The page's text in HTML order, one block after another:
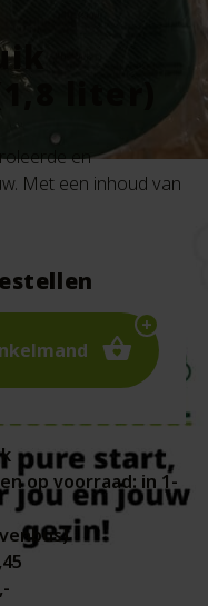
liter)
en
Met een inhoud van
op voorraad: in 1-